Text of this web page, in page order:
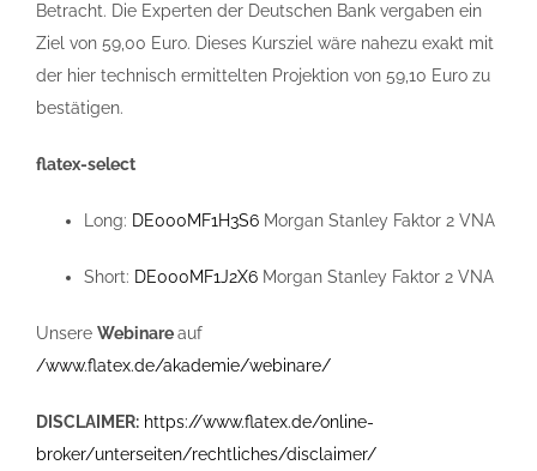
Betracht. Die Experten der Deutschen Bank vergaben ein
Ziel von 59,00 Euro. Dieses Kursziel wäre nahezu exakt mit
der hier technisch ermittelten Projektion von 59,10 Euro zu
bestätigen.
flatex-select
Long: DE000MF1H3S6 Morgan Stanley Faktor 2 VNA
Short: DE000MF1J2X6 Morgan Stanley Faktor 2 VNA
Unsere Webinareauf
/www.flatex.de/akademie/webinare/
DISCLAIMER: https://www.flatex.de/online-
broker/unterseiten/rechtliches/disclaimer/